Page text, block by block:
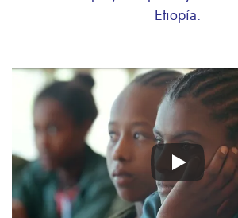
Etiopía.
Remote
video
URL